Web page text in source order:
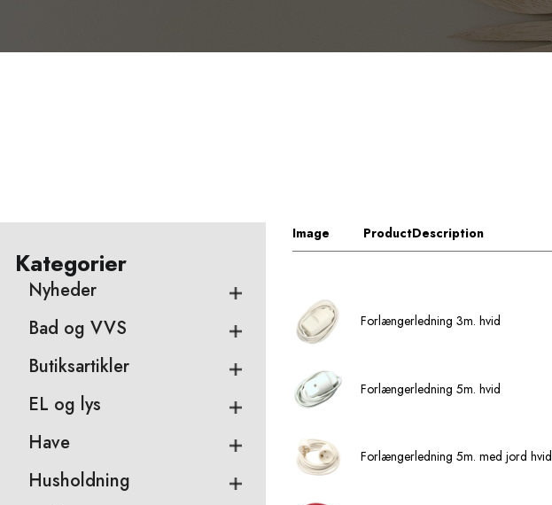
Kategorier
Nyheder
Bad og VVS
Butiksartikler
EL og lys
Have
Husholdning
Image ProductDescription
Forlængerledning 3m. hvid
Forlængerledning 5m. hvid
Forlængerledning 5m. med jord hvid